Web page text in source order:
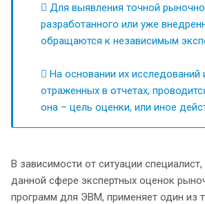
Для выявления точной
разработанного или уже
обращаются к независимым
На основании их исследований
отраженных в отчетах,
она – цель оценки, или иное
В зависимости от ситуации
данной сфере экспертных оценок
программ для ЭВМ, применяет один из